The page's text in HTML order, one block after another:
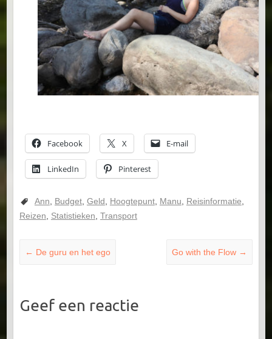
Facebook X E-mail
LinkedIn Pinterest
Ann Budget, Geld Hoogtepunt, Manu Reisinformatie
Reizen
Statistieken Transport
← De guru en het ego Go with the Flow →
Geef een reactie